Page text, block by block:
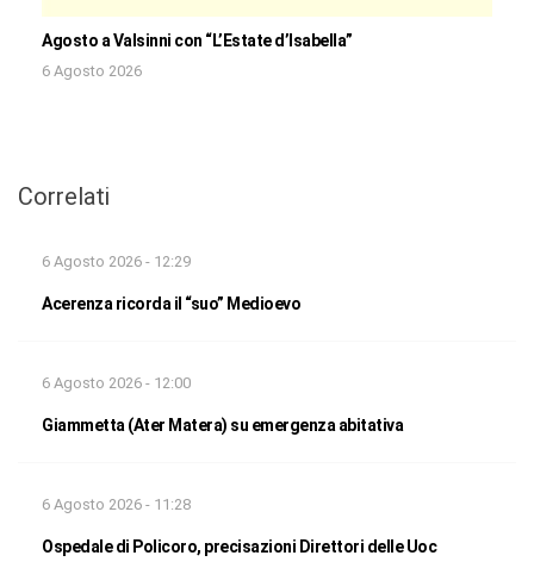
Agosto a Valsinni con “L’Estate d’Isabella”
6 Agosto 2026
Correlati
6 Agosto 2026 - 12:29
Acerenza ricorda il “suo” Medioevo
6 Agosto 2026 - 12:00
Giammetta (Ater Matera) su emergenza abitativa
6 Agosto 2026 - 11:28
Ospedale di Policoro, precisazioni Direttori delle Uoc